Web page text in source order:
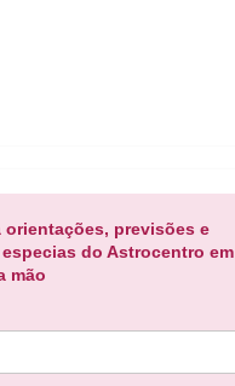
orientações, previsões e
do Astrocentro em
mão